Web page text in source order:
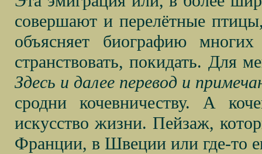
совершают и перелётные
объясняет биографию
странствовать, покидать. Для
Здесь и далее перевод и
сродни кочевничеству. А
искусство жизни. Пейзаж,
Франции, в Швеции или где-то